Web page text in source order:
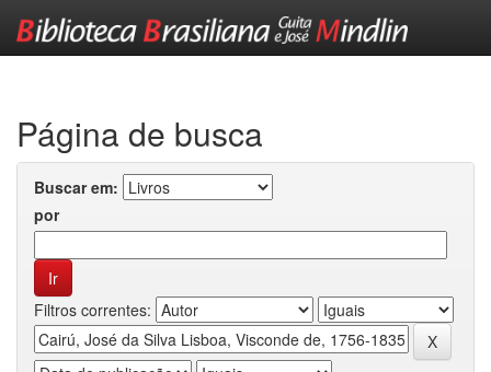
Página de busca
Buscar em:
por
Filtros correntes: